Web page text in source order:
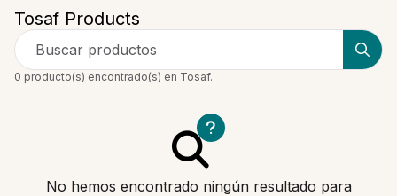
Tosaf Products
Buscar productos
0 producto(s) encontrado(s) en Tosaf.
No hemos encontrado ningún resultado para